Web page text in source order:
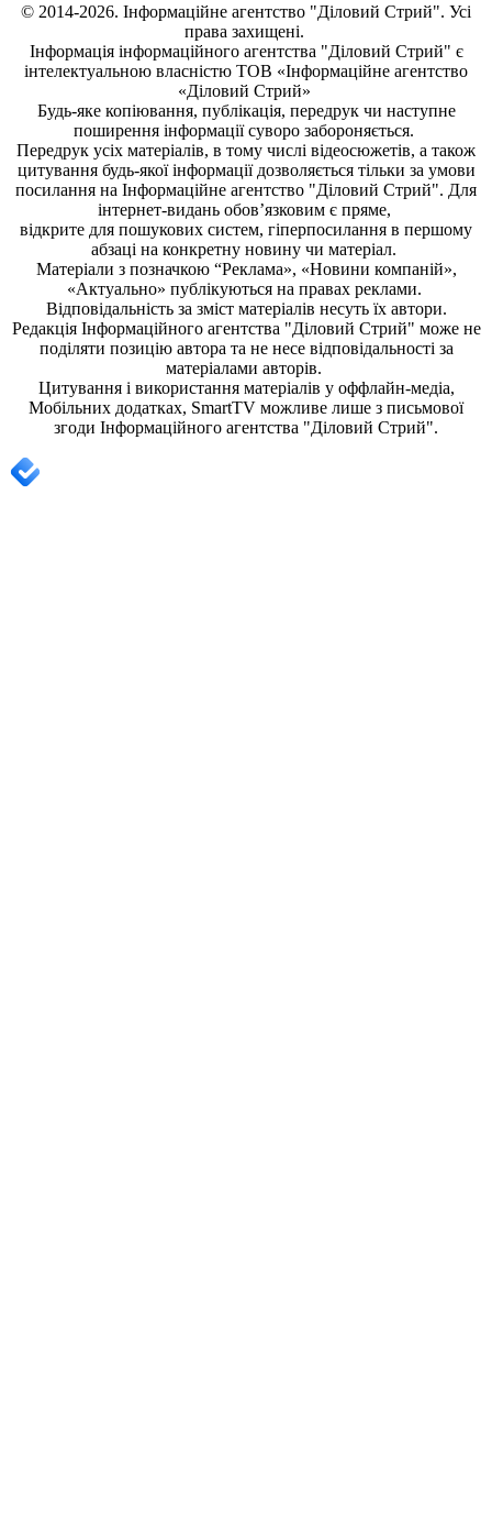
© 2014-2026. Інформаційне агентство "Діловий Стрий". Усі
права захищені.
Інформація інформаційного агентства "Діловий Стрий" є
інтелектуальною власністю ТОВ «Інформаційне агентство
«Діловий Стрий»
Будь-яке копiювання, публiкацiя, передрук чи наступне
поширення iнформацiї суворо забороняється.
Передрук усіх матеріалів, в тому числі відеосюжетів, а також
цитування будь-якої інформації дозволяється тільки за умови
посилання на Інформаційне агентство "Діловий Стрий". Для
інтернет-видань обов’язковим є пряме,
відкрите для пошукових систем, гіперпосилання в першому
абзаці на конкретну новину чи матеріал.
Матеріали з позначкою “Реклама», «Новини компаній»,
«Актуально» публікуються на правах реклами.
Відповідальність за зміст матеріалів несуть їх автори.
Редакція Інформаційного агентства "Діловий Стрий" може не
поділяти позицію автора та не несе відповідальності за
матеріалами авторів.
Цитування і використання матеріалів у оффлайн-медіа,
Мобільних додатках, SmartTV можливе лише з письмової
згоди Інформаційного агентства "Діловий Стрий".